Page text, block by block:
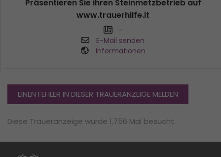
Präsentieren Sie ihren Steinmetzbetrieb auf
www.trauerhilfe.it
-
E-Mail senden
Informationen
EINEN FEHLER IN DIESER TRAUERANZEIGE MELDEN
Diese Traueranzeige wurde 1.756 Mal besucht